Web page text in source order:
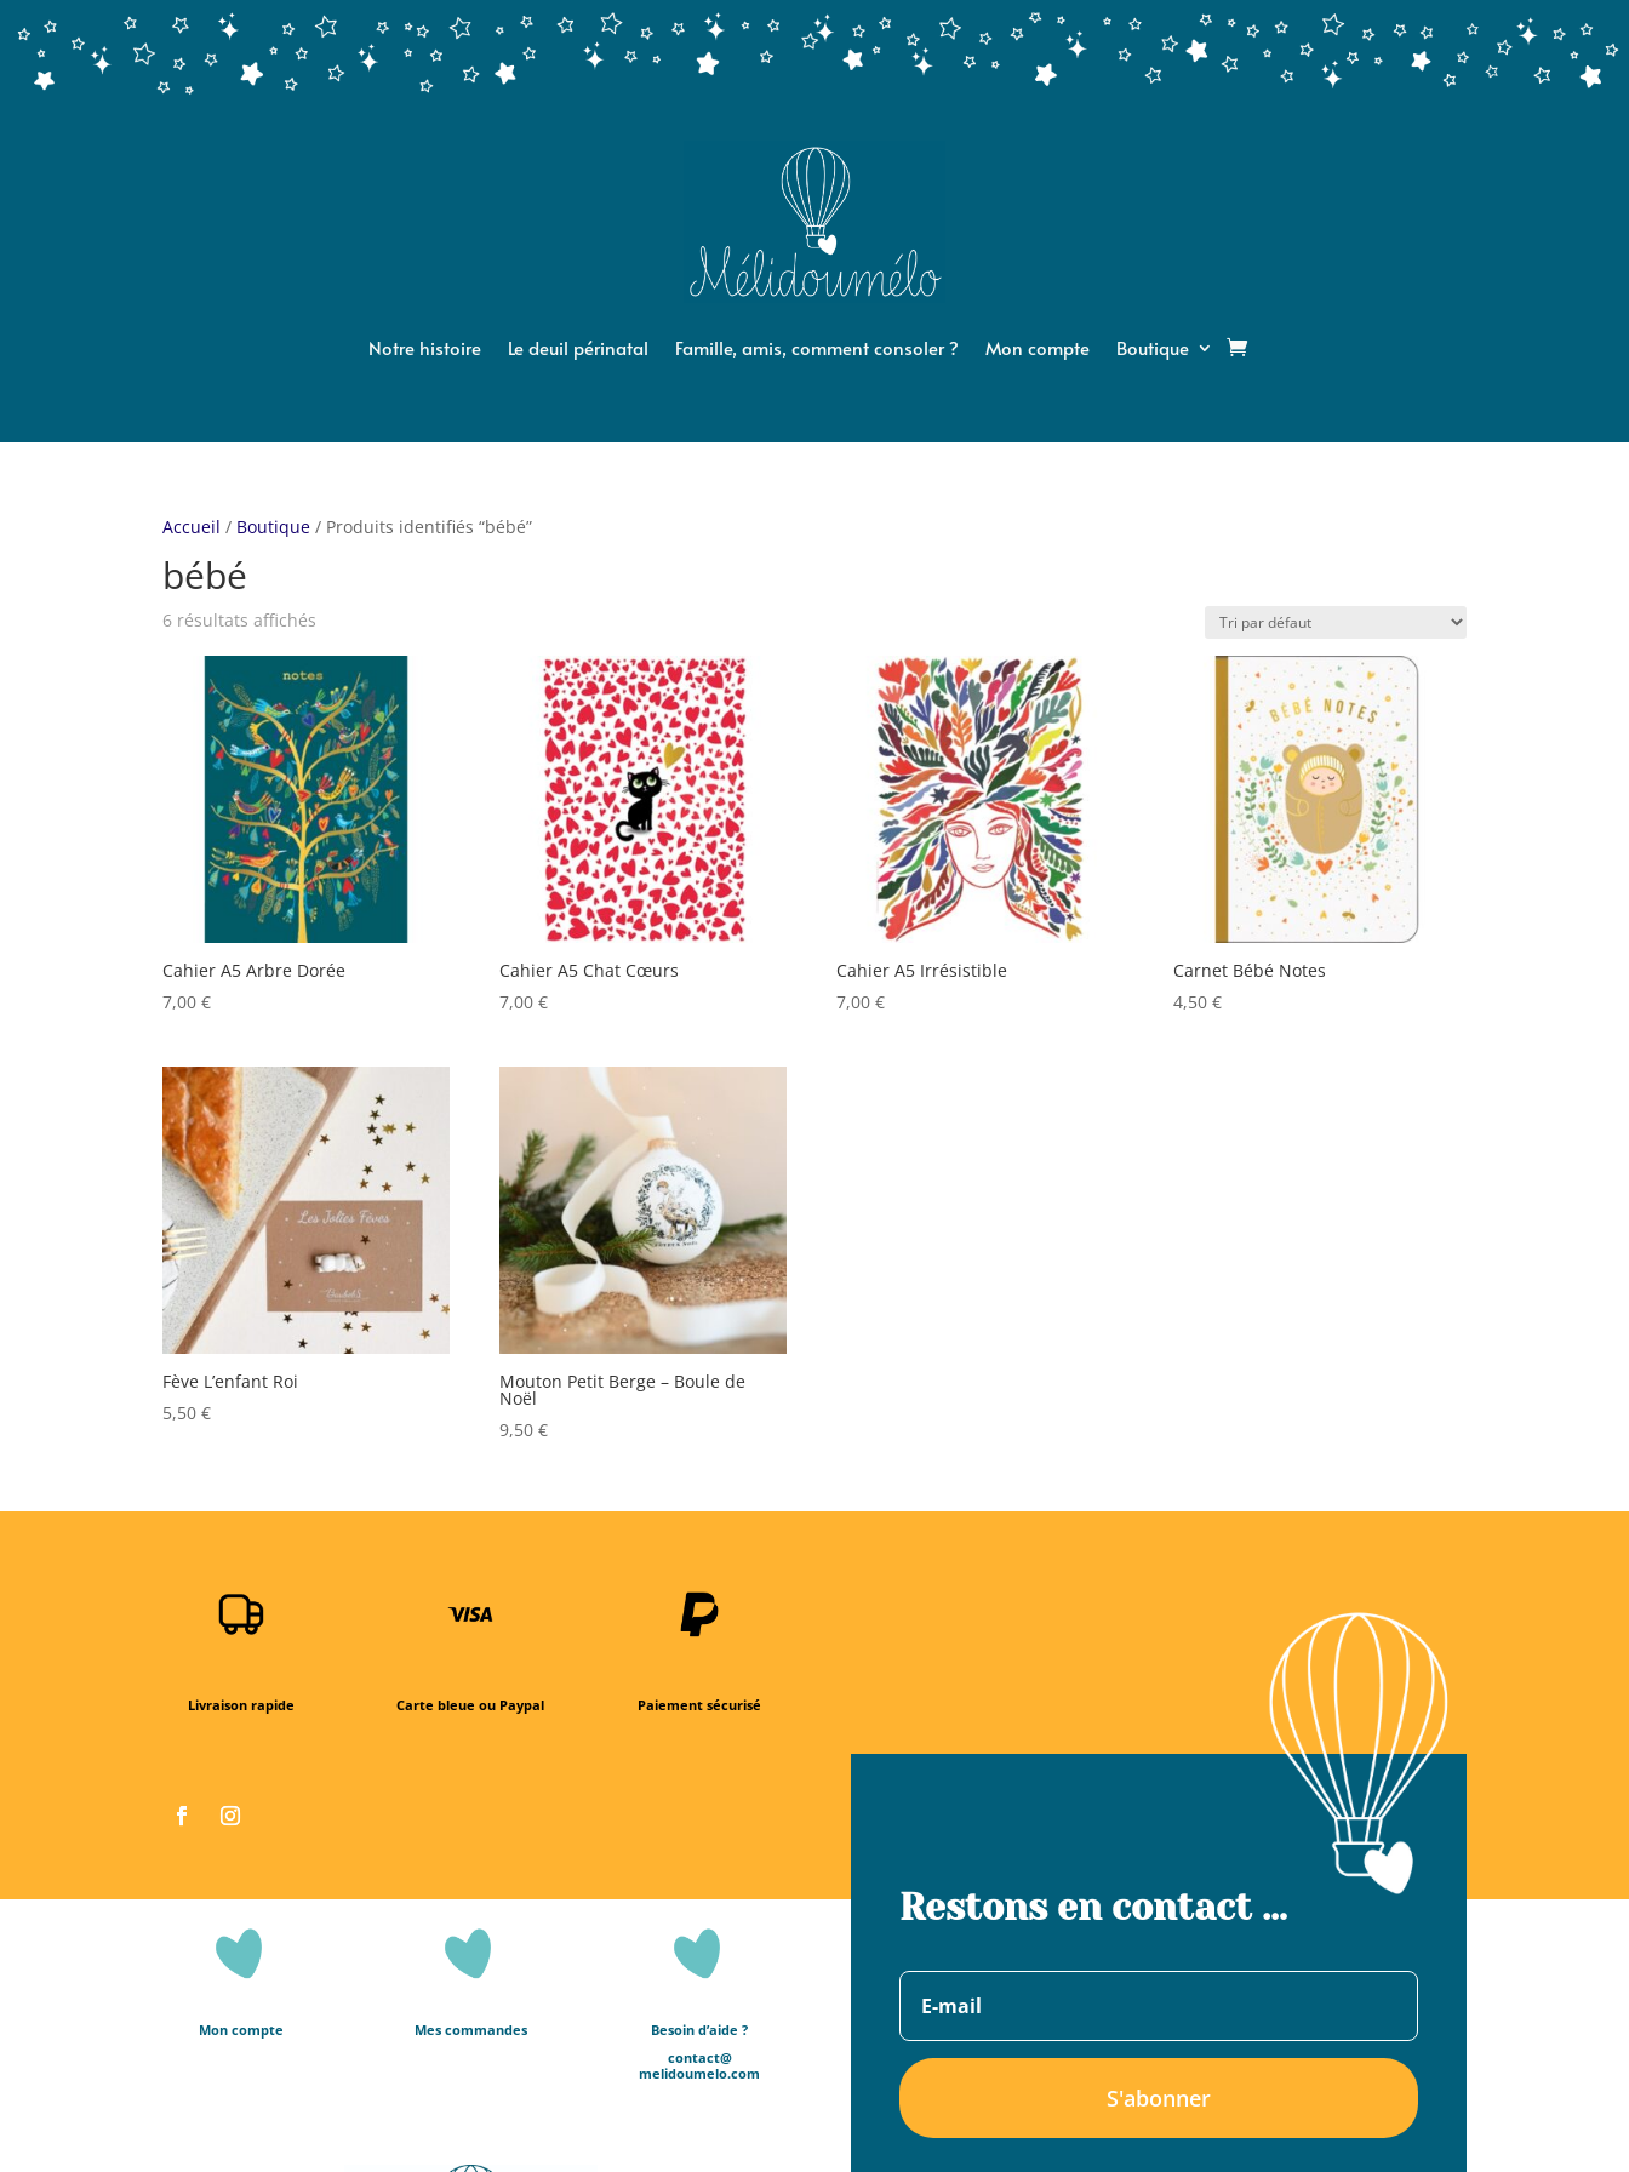
Notre histoire Le deuil périnatal Famille, amis, comment consoler ? Mon compte Boutique
Accueil / Boutique / Produits identifiés “bébé”
bébé
6 résultats affichés
Cahier A5 Arbre Dorée
7,00€
Cahier A5 Chat Cœurs
7,00€
Cahier A5 Irrésistible
7,00€
Carnet Bébé Notes
4,50€
Fève L’enfant Roi
5,50€
Mouton Petit Berge – Boule de
Noël
9,50€
Livraison rapide Carte bleue ou Paypal Paiement sécurisé
Mon compte Mes commandes
Besoin d’aide ?
contact@
melidoumelo.com
Restons en contact …
S'abonner